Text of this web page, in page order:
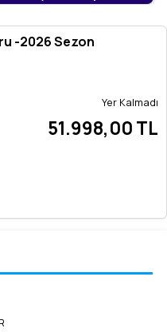
-2026 Sezon
Yer Kalmadı
51.998,00TL